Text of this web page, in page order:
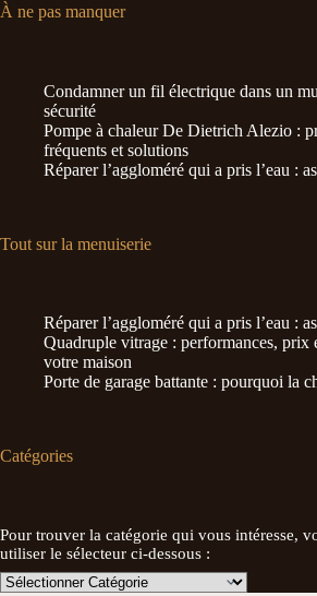
À ne pas manquer
Condamner un fil électrique dans un
sécurité
Pompe à chaleur De Dietrich Alezio :
fréquents et solutions
Réparer l’aggloméré qui a pris l’eau :
Tout sur la menuiserie
Réparer l’aggloméré qui a pris l’eau :
Quadruple vitrage : performances, prix
votre maison
Porte de garage battante : pourquoi la
Catégories
Pour trouver la catégorie qui vous intéresse,
utiliser le sélecteur ci-dessous :